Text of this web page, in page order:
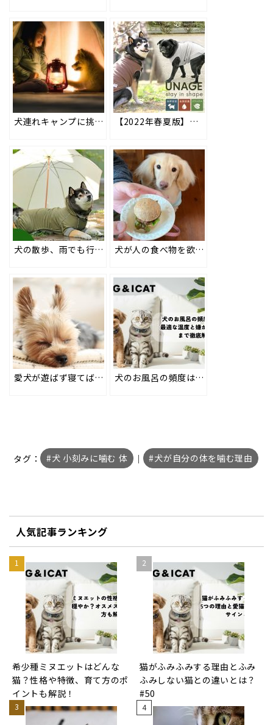
犬連れキャンプに挑戦！初めてでも安心して楽しむコツと注意点・ウェア＆グッズ紹介も #155 【2022年春夏版】シニア期や病気のペットが快適に過ごせるように開発した新しい機能性ペット用ウェア「UNAGE（アンエイジ）」 #165
犬の散歩、雨でも行く？行かない？注意点とタイプ別おすすめレインウエアの紹介も！ #192 犬が人の食べ物を欲しがる理由とは？今すぐできる5つの対処法を徹底解説！
愛犬が遊ばず寝てばかりいるけど大丈夫？NGな4つのケースも！ 犬のお風呂の頻度は月1回？最適な温度と嫌がる時の対策まで徹底解説！
タグ： 犬 小刻みに噛む 体 ｜ 犬が自分の体を噛む理由
人気記事ランキング
希少種ミヌエットはどんな
猫？性格や特徴、育て方のポ
イントも解説！
猫がふみふみする理由とふみ
ふみしない猫との違いとは？
#50